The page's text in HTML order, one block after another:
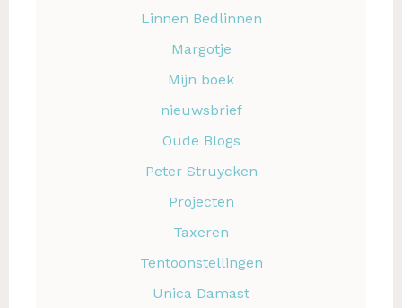
Linnen Bedlinnen
Margotje
Mijn boek
nieuwsbrief
Oude Blogs
Peter Struycken
Projecten
Taxeren
Tentoonstellingen
Unica Damast